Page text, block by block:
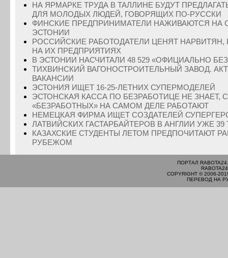
НА ЯРМАРКЕ ТРУДА В ТАЛЛИНЕ БУДУТ
ДЛЯ МОЛОДЫХ ЛЮДЕЙ, ГОВОРЯЩИХ ПО-РУССКИ
ФИНСКИЕ ПРЕДПРИНИМАТЕЛИ НАЖИВАЮТСЯ НА
ЭСТОНИИ
РОССИЙСКИЕ РАБОТОДАТЕЛИ ЦЕНЯТ
НА ИХ ПРЕДПРИЯТИЯХ
В ЭСТОНИИ НАСЧИТАЛИ 48 529 «ОФИЦИАЛЬНО
ТИХВИНСКИЙ ВАГОНОСТРОИТЕЛЬНЫЙ ЗАВОД.
ВАКАНСИИ
ЭСТОНИЯ ИЩЕТ 16-25-ЛЕТНИХ СУПЕРМОДЕЛЕЙ
ЭСТОНСКАЯ КАССА ПО БЕЗРАБОТИЦЕ НЕ ЗНАЕТ,
«БЕЗРАБОТНЫХ» НА САМОМ ДЕЛЕ РАБОТАЮТ
НЕМЕЦКАЯ ФИРМА ИЩЕТ СОЗДАТЕЛЕЙ
ЛАТВИЙСКИХ ГАСТАРБАЙТЕРОВ В АНГЛИИ УЖЕ 39
КАЗАХСКИЕ СТУДЕНТЫ ЛЕТОМ ПРЕДПОЧИТАЮТ
РУБЕЖОМ
ПОРТАЛ
COPYRIGHT © 2006-
ПЕРЕВОД НА